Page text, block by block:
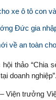
xe ô tô con
Đức gia
về an toàn
thảo “Chia
doanh nghiệp”.
Viện trưởng